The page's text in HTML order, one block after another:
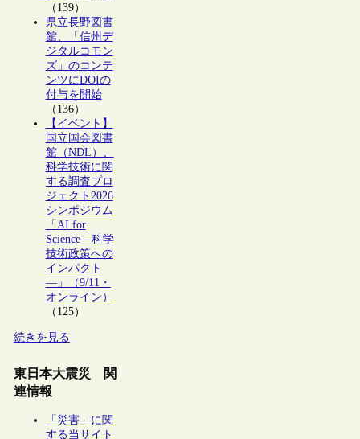
（139）
県立長野図書
館、「信州デ
ジタルコモン
ズ」のコンテ
ンツにDOIの
付与を開始
（136）
【イベント】
国立国会図書
館（NDL）、
科学技術に関
する調査プロ
ジェクト2026
シンポジウム
「AI for
Science―科学
技術政策への
インパクト
―」（9/11・
オンライン）
（125）
続きを見る
東日本大震災 関
連情報
「災害」に関
する当サイト